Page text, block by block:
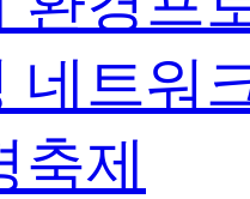
네트워
축제